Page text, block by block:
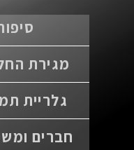
מגירת
גלריית
חברים